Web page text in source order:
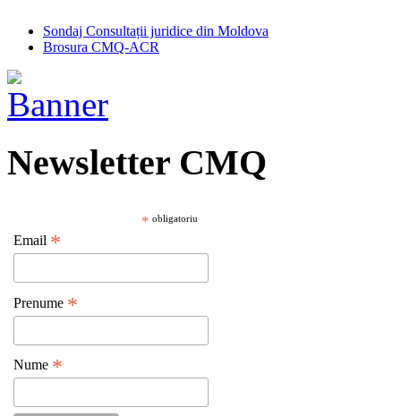
Sondaj Consultații juridice din Moldova
Brosura CMQ-ACR
Newsletter CMQ
* obligatoriu
Email *
Prenume *
Nume *